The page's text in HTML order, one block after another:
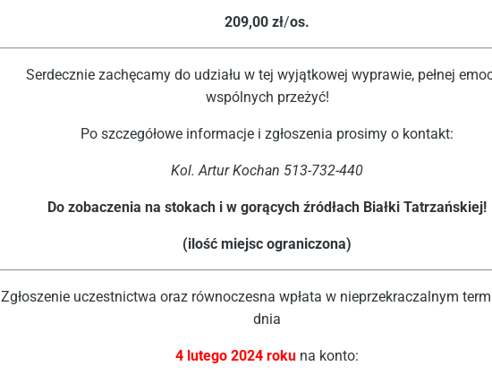
209,00 zł/os.
Serdecznie zachęcamy do udziału w tej wyjątkowej wyprawie, pełnej
wspólnych przeżyć!
Po szczegółowe informacje i zgłoszenia prosimy o kontakt:
Kol. Artur Kochan 513-732-440
Do zobaczenia na stokach i w gorących źródłach Białki Tatrzańskiej!
(ilość miejsc ograniczona)
Zgłoszenie uczestnictwa oraz równoczesna wpłata w nieprzekraczalnym
dnia
4 lutego 2024 roku na konto: